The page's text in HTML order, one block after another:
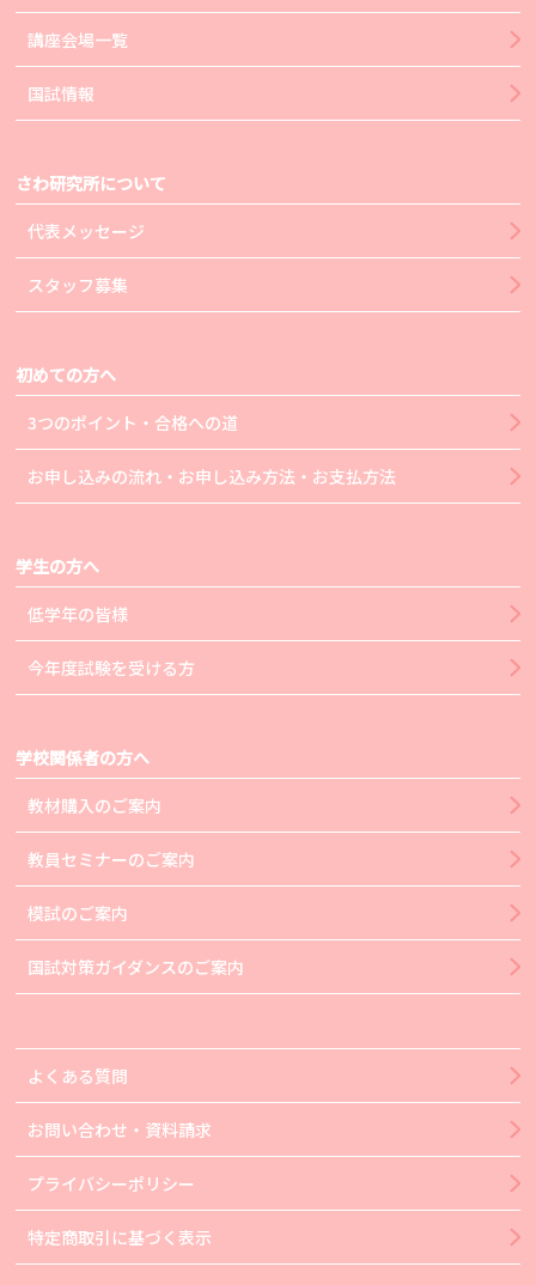
講座会場一覧
国試情報
さわ研究所について
代表メッセージ
スタッフ募集
初めての方へ
3つのポイント・合格への道
お申し込みの流れ・お申し込み方法・お支払方法
学生の方へ
低学年の皆様
今年度試験を受ける方
学校関係者の方へ
教材購入のご案内
教員セミナーのご案内
模試のご案内
国試対策ガイダンスのご案内
よくある質問
お問い合わせ・資料請求
プライバシーポリシー
特定商取引に基づく表示